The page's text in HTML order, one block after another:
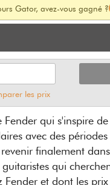
Gator, avez-vous gagné ?
les prix
qui s'inspire
avec des
finalement
qui
et dont les